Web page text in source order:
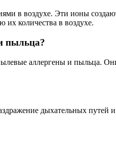
в воздухе. Эти ионы
их количества в воздухе.
пыльца?
аллергены и пыльца.
дыхательных путей